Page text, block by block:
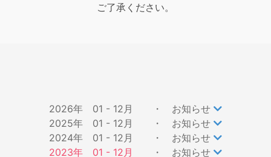
ご了承ください。
2026年 01 - 12月
・ お知らせ
2025年 01 - 12月
・ お知らせ
2024年 01 - 12月
・ お知らせ
2023年 01 - 12月
・ お知らせ